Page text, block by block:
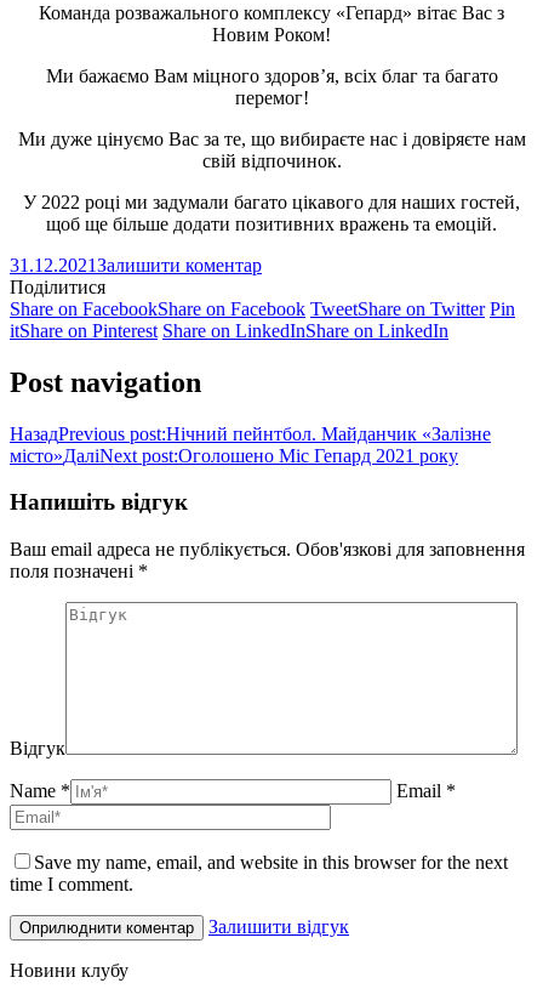
Команда розважального комплексу «Гепард» вітає Вас з
Новим Роком!
Ми бажаємо Вам міцного здоров’я, всіх благ та багато
перемог!
Ми дуже цінуємо Вас за те, що вибираєте нас і довіряєте нам
свій відпочинок.
У 2022 році ми задумали багато цікавого для наших гостей,
щоб ще більше додати позитивних вражень та емоцій.
31.12.2021Залишити коментар
Поділитися
Share on FacebookShare on Facebook TweetShare on Twitter Pin
itShare on Pinterest Share on LinkedInShare on LinkedIn
Post navigation
НазадPrevious post:Нічний пейнтбол. Майданчик «Залізне
місто»ДаліNext post:Оголошено Міс Гепард 2021 року
Напишіть відгук
Ваш email адреса не публікується. Обов'язкові для заповнення
поля позначені *
Відгук
Name * Email *
Save my name, email, and website in this browser for the next
time I comment.
Залишити відгук
Новини клубу